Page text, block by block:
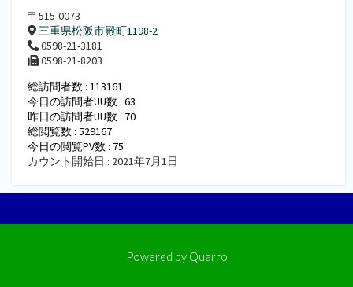
〒515-0073
三重県松阪市殿町1198-2
0598-21-3181
0598-21-8203
総訪問者数 : 113161
今日の訪問者UU数 : 63
昨日の訪問者UU数 : 70
総閲覧数 : 529167
今日の閲覧PV数 : 75
カウント開始日 : 2021年7月1日
Powered by Quarro